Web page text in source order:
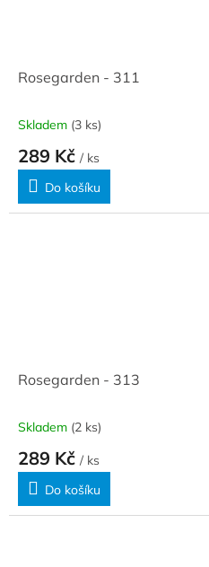
Rosegarden - 311
Skladem (3 ks)
289 Kč / ks
Do košíku
Rosegarden - 313
Skladem (2 ks)
289 Kč / ks
Do košíku